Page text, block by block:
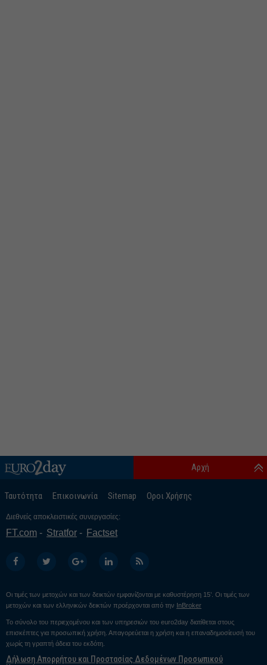
Ταυτότητα Επικοινωνία Sitemap Οροι Χρήσης
Αρχή
Διεθνείς αποκλειστικές συνεργασίες:
FT.com Stratfor Factset
Οι τιμές των μετοχών και των δεικτών εμφανίζονται με καθυστέρηση 15’. Οι τιμές των
μετοχών και των ελληνικών δεικτών προέρχονται από την InBroker
Το σύνολο του περιεχομένου και των υπηρεσιών του euro2day διατίθεται στους
επισκέπτες για προσωπική χρήση. Απαγορεύεται η χρήση και η επαναδημοσίευσή του
χωρίς τη γραπτή άδεια του εκδότη.
Δήλωση Απορρήτου και Προστασίας Δεδομένων Προσωπικού